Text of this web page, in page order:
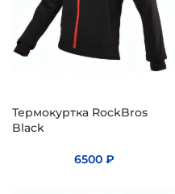
Термокуртка RockBros
Black
6500 ₽